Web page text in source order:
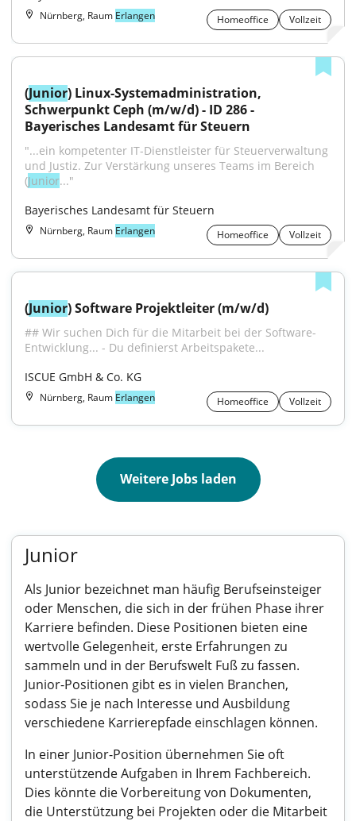
Nürnberg, Raum Erlangen Homeoffice Vollzeit
(Junior) Linux-Systemadministration,
Schwerpunkt Ceph (m/w/d) - ID 286 -
Bayerisches Landesamt für Steuern
"...ein kompetenter IT-Dienstleister für Steuerverwaltung
und Justiz. Zur Verstärkung unseres Teams im Bereich
(Junior..."
Bayerisches Landesamt für Steuern
Nürnberg, Raum Erlangen Homeoffice Vollzeit
(Junior) Software Projektleiter (m/w/d)
## Wir suchen Dich für die Mitarbeit bei der Software-
Entwicklung... - Du definierst Arbeitspakete...
ISCUE GmbH & Co. KG
Nürnberg, Raum Erlangen Homeoffice Vollzeit
Weitere Jobs laden
Junior
Als Junior bezeichnet man häufig Berufseinsteiger
oder Menschen, die sich in der frühen Phase ihrer
Karriere befinden. Diese Positionen bieten eine
wertvolle Gelegenheit, erste Erfahrungen zu
sammeln und in der Berufswelt Fuß zu fassen.
Junior-Positionen gibt es in vielen Branchen,
sodass Sie je nach Interesse und Ausbildung
verschiedene Karrierepfade einschlagen können.
In einer Junior-Position übernehmen Sie oft
unterstützende Aufgaben in Ihrem Fachbereich.
Dies könnte die Vorbereitung von Dokumenten,
die Unterstützung bei Projekten oder die Mitarbeit